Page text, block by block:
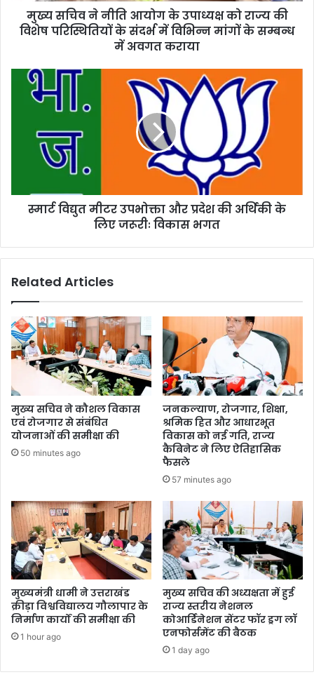
मुख्य सचिव ने नीति आयोग के उपाध्यक्ष को राज्य की
विशेष परिस्थितियों के संदर्भ में विभिन्न मांगों के सम्बन्ध
में अवगत कराया
स्मार्ट विद्युत मीटर उपभोक्ता और प्रदेश की अर्थिकी के
लिए जरूरीः विकास भगत
Related Articles
मुख्य सचिव ने कौशल विकास
एवं रोजगार से संबंधित
योजनाओं की समीक्षा की
50 minutes ago
जनकल्याण, रोजगार, शिक्षा,
श्रमिक हित और आधारभूत
विकास को नई गति, राज्य
कैबिनेट ने लिए ऐतिहासिक
फैसले
57 minutes ago
मुख्यमंत्री धामी ने उत्तराखंड
क्रीड़ा विश्वविद्यालय गौलापार के
निर्माण कार्यों की समीक्षा की
1 hour ago
मुख्य सचिव की अध्यक्षता में हुई
राज्य स्तरीय नेशनल
कोआर्डिनेशन सेंटर फॉर ड्रग लॉ
एनफोर्समेंट की बैठक
1 day ago